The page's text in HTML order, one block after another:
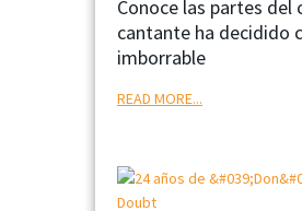
Conoce las partes del
cantante ha decidido
imborrable
READ MORE...
Next